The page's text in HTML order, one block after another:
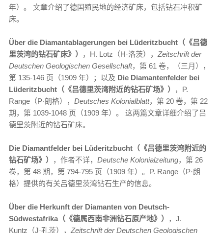
年）。 文章介绍了德国殖民地的经济矿床，包括钻石冲积矿
床。
Über die Diamantablagerungen bei Lüderitzbucht（《吕德
里茨湾的钻石矿床》）
，H. Lotz（H·洛茨）， Zeitschrift der
Deutschen Geologischen Gesellschaft，第 61 卷，（三月），
第 135-146 页（1909 年）；以及 Die Diamantenfelder bei
Lüderitzbucht（《吕德里茨湾附近的钻石矿场》）
，P.
Range（P·朗格）， Deutsches Kolonialblatt，第 20 卷，第 22
期，第 1039-1048 页（1909 年）。 这两篇文章详细介绍了吕
德里茨附近的钻石矿床。
Die Diamantfelder bei Lüderitzbucht（《吕德里茨湾附近的
钻石矿场》）
，作者不详， Deutsche Kolonialzeitung，第 26
卷，第 48 期，第 794-795 页（1909 年）。P. Range（P·朗
格）提供的有关吕德里茨湾钻石生产的信息。
Über die Herkunft der Diamanten von Deutsch-
Südwestafrika（《德属西南非洲钻石原产地》）
，J.
Kuntz（J·孔茨）， Zeitschrift der Deutschen Geologischen